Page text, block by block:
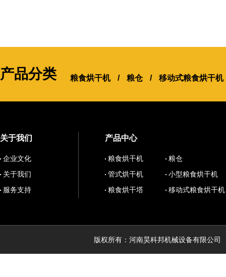
产品分类 粮食烘干机 / 粮仓 / 移动式粮食烘干机
关于我们
企业文化
关于我们
服务支持
产品中心
粮食烘干机
粮仓
管式烘干机
小型粮食烘干机
粮食烘干塔
移动式粮食烘干机
版权所有：河南昊科邦机械设备有限公